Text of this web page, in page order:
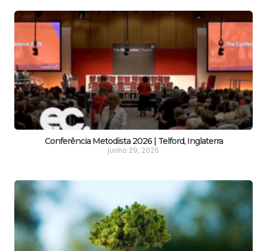
Conferência Metodista 2026 | Telford, Inglaterra
junho 29, 2026